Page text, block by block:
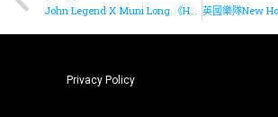
John Legend X Muni Long 《Honey》已推出
Privacy Policy